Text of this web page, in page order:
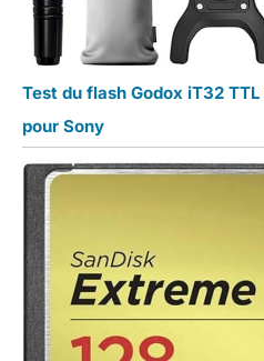
Test du flash Godox iT32
pour Sony